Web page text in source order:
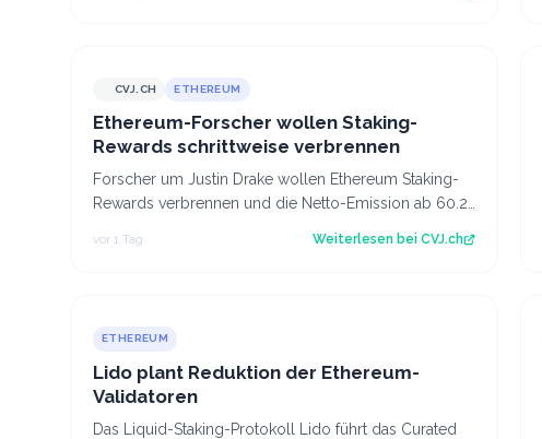
CVJ.CHCVJ.CH ETHEREUM
Ethereum-Forscher wollen Staking-
Rewards schrittweise verbrennen
Forscher um Justin Drake wollen Ethereum Staking-
Rewards verbrennen und die Netto-Emission ab 60.25
vor 1 Tag Weiterlesen bei CVJ.ch
ETHEREUM
Lido plant Reduktion der Ethereum-
Validatoren
Das Liquid-Staking-Protokoll Lido führt das Curated